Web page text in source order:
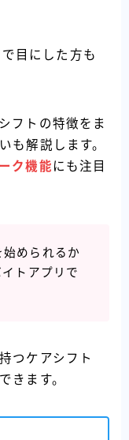
目にした方も
フトの特徴をま
も解説します。
ク機能 にも注目
始められるか
トアプリで
つケアシフト
きます。